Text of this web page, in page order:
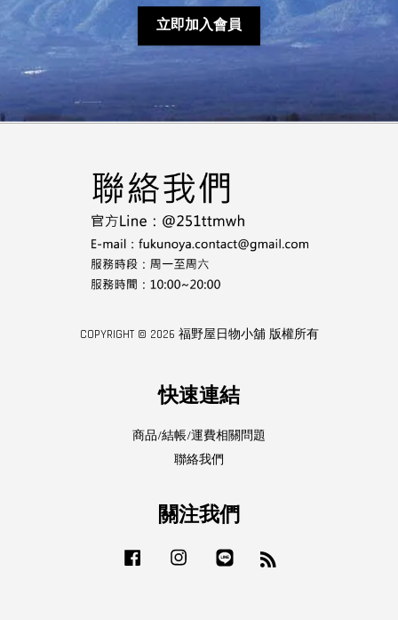
立即加入會員
COPYRIGHT © 2026 福野屋日物小舖 版權所有
快速連結
商品/結帳/運費相關問題
聯絡我們
關注我們
Facebook Instagram